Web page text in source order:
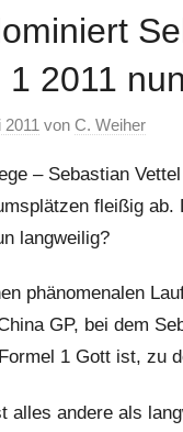
2011
von C. Weiher
– Sebastian
fleißig
langweilig?
phänomenalen
GP, bei dem
1 Gott ist, zu
alles andere als